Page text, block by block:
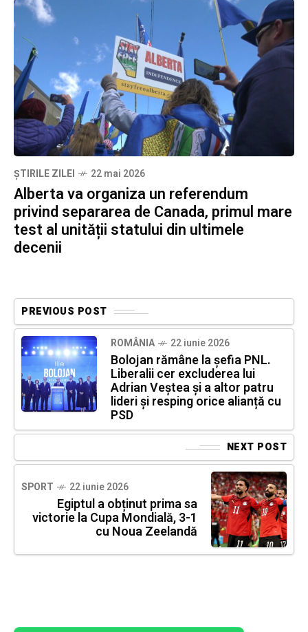
ȘTIRILE ZILEI 22 mai 2026
Alberta va organiza un referendum
privind separarea de Canada, primul mare
test al unității statului din ultimele
decenii
PREVIOUS POST
ROMÂNIA 22 iunie 2026
Bolojan rămâne la șefia PNL.
Liberalii cer excluderea lui
Adrian Veștea și a altor patru
lideri și resping orice alianță cu
PSD
NEXT POST
SPORT 22 iunie 2026
Egiptul a obținut prima sa
victorie la Cupa Mondială, 3-1
cu Noua Zeelandă